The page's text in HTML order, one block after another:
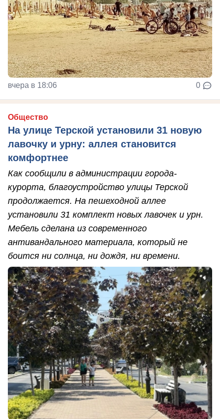
вчера в 18:06 0
Общество
На улице Терской установили 31 новую
лавочку и урну: аллея становится
комфортнее
Как сообщили в администрации города-
курорта, благоустройство улицы Терской
продолжается. На пешеходной аллее
установили 31 комплект новых лавочек и урн.
Мебель сделана из современного
антивандального материала, который не
боится ни солнца, ни дождя, ни времени.